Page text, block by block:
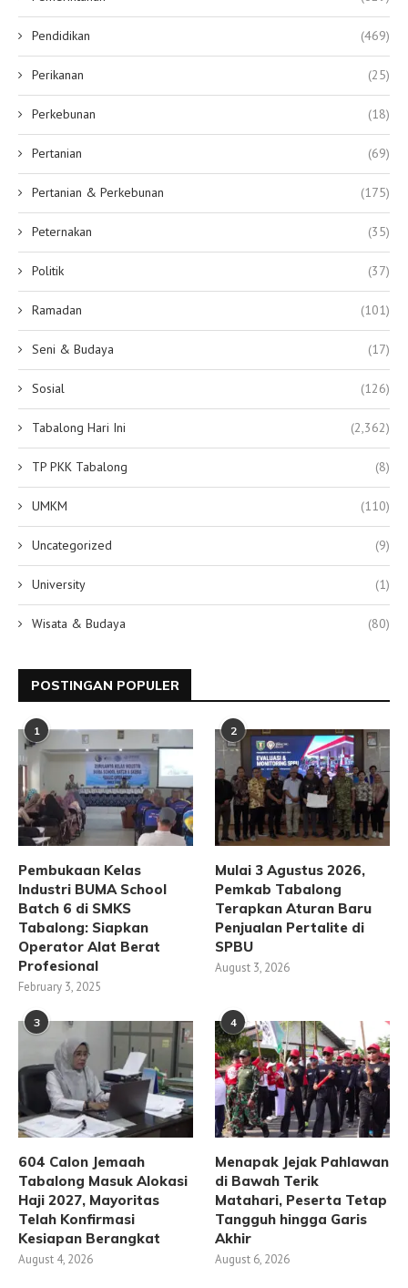
Pendidikan (469)
Perikanan (25)
Perkebunan (18)
Pertanian (69)
Pertanian & Perkebunan (175)
Peternakan (35)
Politik (37)
Ramadan (101)
Seni & Budaya (17)
Sosial (126)
Tabalong Hari Ini (2,362)
TP PKK Tabalong (8)
UMKM (110)
Uncategorized (9)
University (1)
Wisata & Budaya (80)
POSTINGAN POPULER
1
Pembukaan Kelas
Industri BUMA School
Batch 6 di SMKS
Tabalong: Siapkan
Operator Alat Berat
Profesional
February 3, 2025
2
Mulai 3 Agustus 2026,
Pemkab Tabalong
Terapkan Aturan Baru
Penjualan Pertalite di
SPBU
August 3, 2026
3
604 Calon Jemaah
Tabalong Masuk Alokasi
Haji 2027, Mayoritas
Telah Konfirmasi
Kesiapan Berangkat
August 4, 2026
4
Menapak Jejak Pahlawan
di Bawah Terik
Matahari, Peserta Tetap
Tangguh hingga Garis
Akhir
August 6, 2026